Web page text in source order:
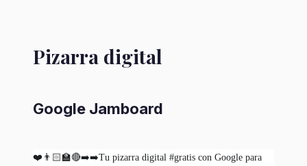
Pizarra digital
Google Jamboard
❤ 👨🏻🏫🔴➡➡️Tu pizarra digital #gratis con Google para